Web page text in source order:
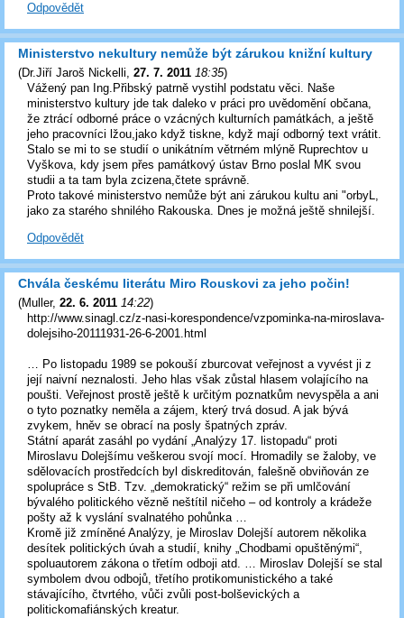
Odpovědět
Ministerstvo nekultury nemůže být zárukou knižní kultury
(Dr.Jiří Jaroš Nickelli, 27. 7. 2011 18:35)
Vážený pan Ing.Přibský patrně vystihl podstatu věci. Naše
ministerstvo kultury jde tak daleko v práci pro uvědomění občana,
že ztrácí odborné práce o vzácných kulturních památkách, a ještě
jeho pracovníci lžou,jako když tiskne, když mají odborný text vrátit.
Stalo se mi to se studií o unikátním větrném mlýně Ruprechtov u
Vyškova, kdy jsem přes památkový ústav Brno poslal MK svou
studii a ta tam byla zcizena,čtete správně.
Proto takové ministerstvo nemůže být ani zárukou kultu ani "orbyL,
jako za starého shnilého Rakouska. Dnes je možná ještě shnilejší.
Odpovědět
Chvála českému literátu Miro Rouskovi za jeho počin!
(Muller, 22. 6. 2011 14:22)
http://www.sinagl.cz/z-nasi-korespondence/vzpominka-na-miroslava-
dolejsiho-20111931-26-6-2001.html
… Po listopadu 1989 se pokouší zburcovat veřejnost a vyvést ji z
její naivní neznalosti. Jeho hlas však zůstal hlasem volajícího na
poušti. Veřejnost prostě ještě k určitým poznatkům nevyspěla a ani
o tyto poznatky neměla a zájem, který trvá dosud. A jak bývá
zvykem, hněv se obrací na posly špatných zpráv.
Státní aparát zasáhl po vydání „Analýzy 17. listopadu“ proti
Miroslavu Dolejšímu veškerou svojí mocí. Hromadily se žaloby, ve
sdělovacích prostředcích byl diskreditován, falešně obviňován ze
spolupráce s StB. Tzv. „demokratický“ režim se při umlčování
bývalého politického vězně neštítil ničeho – od kontroly a krádeže
pošty až k vyslání svalnatého pohůnka …
Kromě již zmíněné Analýzy, je Miroslav Dolejší autorem několika
desítek politických úvah a studií, knihy „Chodbami opuštěnými“,
spoluautorem zákona o třetím odboji atd. … Miroslav Dolejší se stal
symbolem dvou odbojů, třetího protikomunistického a také
stávajícího, čtvrtého, vůči zvůli post-bolševických a
politickomafiánských kreatur.